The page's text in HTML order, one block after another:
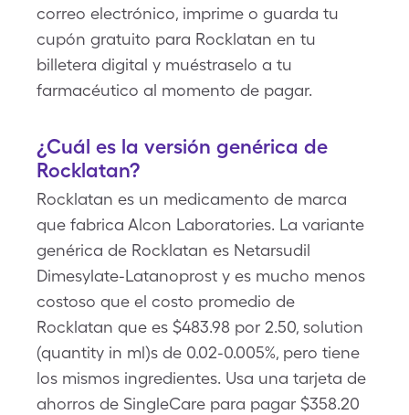
correo electrónico, imprime o guarda tu
cupón gratuito para Rocklatan en tu
billetera digital y muéstraselo a tu
farmacéutico al momento de pagar.
¿Cuál es la versión genérica de
Rocklatan?
Rocklatan es un medicamento de marca
que fabrica Alcon Laboratories. La variante
genérica de Rocklatan es Netarsudil
Dimesylate-Latanoprost y es mucho menos
costoso que el costo promedio de
Rocklatan que es $483.98 por 2.50, solution
(quantity in ml)s de 0.02-0.005%, pero tiene
los mismos ingredientes. Usa una tarjeta de
ahorros de SingleCare para pagar $358.20